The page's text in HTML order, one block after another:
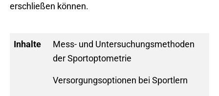
erschließen können.
Inhalte
Mess- und Untersuchungsmethoden
der Sportoptometrie
Versorgungsoptionen bei Sportlern